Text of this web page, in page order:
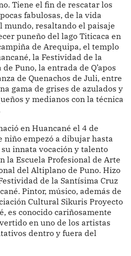
Tiene el fin de rescatar los
fabulosas, de la vida
resaltando el paisaje
puneño del lago Titicaca en
de Arequipa, el templo
la Festividad de la
Puno, la entrada de Q’apos
de Quenachos de Juli, entre
gama de grises de azulados y
y medianos con la técnica
en Huancané el 4 de
niño empezó a dibujar hasta
innata vocación y talento
la Escuela Profesional de Arte
del Altiplano de Puno. Hizo
de la Santísima Cruz
Pintor, músico, además de
Cultural Sikuris Proyecto
es conocido cariñosamente
en uno de los artistas
dentro y fuera del